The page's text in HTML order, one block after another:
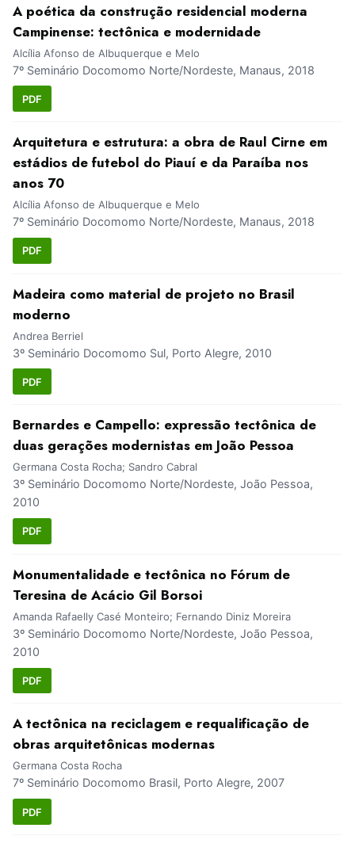
A poética da construção residencial moderna
Campinense: tectônica e modernidade
Alcília Afonso de Albuquerque e Melo
7º Seminário Docomomo Norte/Nordeste, Manaus, 2018
PDF
Arquitetura e estrutura: a obra de Raul Cirne em
estádios de futebol do Piauí e da Paraíba nos
anos 70
Alcília Afonso de Albuquerque e Melo
7º Seminário Docomomo Norte/Nordeste, Manaus, 2018
PDF
Madeira como material de projeto no Brasil
moderno
Andrea Berriel
3º Seminário Docomomo Sul, Porto Alegre, 2010
PDF
Bernardes e Campello: expressão tectônica de
duas gerações modernistas em João Pessoa
Germana Costa Rocha; Sandro Cabral
3º Seminário Docomomo Norte/Nordeste, João Pessoa,
2010
PDF
Monumentalidade e tectônica no Fórum de
Teresina de Acácio Gil Borsoi
Amanda Rafaelly Casé Monteiro; Fernando Diniz Moreira
3º Seminário Docomomo Norte/Nordeste, João Pessoa,
2010
PDF
A tectônica na reciclagem e requalificação de
obras arquitetônicas modernas
Germana Costa Rocha
7º Seminário Docomomo Brasil, Porto Alegre, 2007
PDF